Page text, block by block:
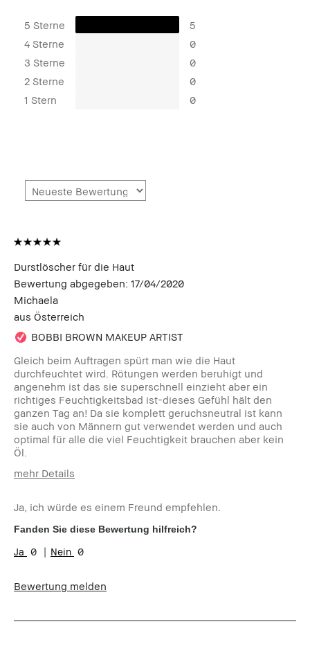
5 Sterne
5
4 Sterne
0
3 Sterne
0
2 Sterne
0
1 Stern
0
Durstlöscher für die Haut
Bewertung abgegeben: 17/04/2020
Michaela
aus Österreich
BOBBI BROWN MAKEUP ARTIST
Gleich beim Auftragen spürt man wie die Haut
durchfeuchtet wird. Rötungen werden beruhigt und
angenehm ist das sie superschnell einzieht aber ein
richtiges Feuchtigkeitsbad ist-dieses Gefühl hält den
ganzen Tag an! Da sie komplett geruchsneutral ist kann
sie auch von Männern gut verwendet werden und auch
optimal für alle die viel Feuchtigkeit brauchen aber kein
Öl.
mehr Details
Hauttyp:
Trocken
Hautton:
Hell - Mittel
Hautbedürfnis(se):
Ja, ich würde es einem Freund empfehlen.
Fanden Sie diese Bewertung hilfreich?
0 0
Bewertung melden